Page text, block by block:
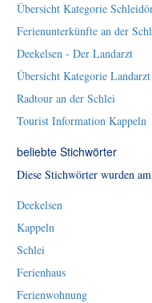
Übersicht Kategorie
Ferienunterkünfte an der
Deekelsen - Der Landarzt
Übersicht Kategorie Landarzt
Radtour an der Schlei
Tourist Information Kappeln
beliebte Stichwörter
Diese Stichwörter wurden
Deekelsen
Kappeln
Schlei
Ferienhaus
Ferienwohnung